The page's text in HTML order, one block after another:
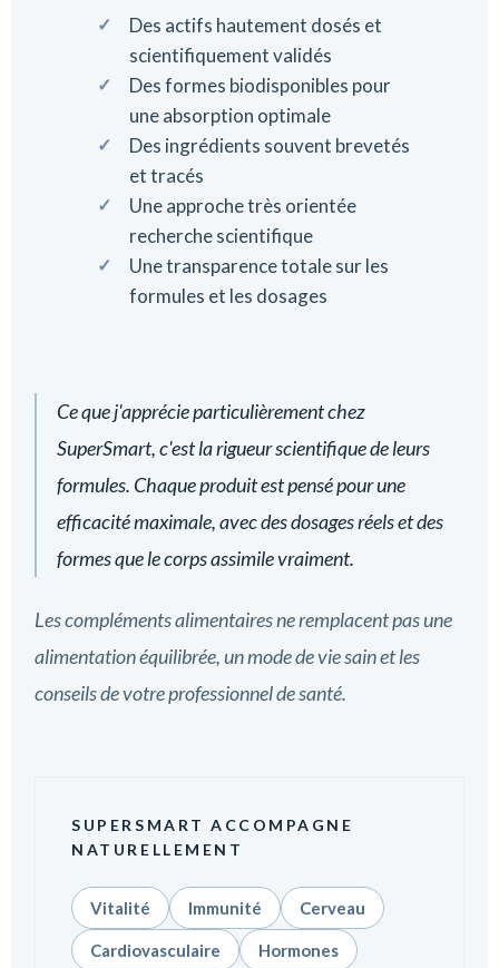
Des actifs hautement dosés et
scientifiquement validés
Des formes biodisponibles pour
une absorption optimale
Des ingrédients souvent brevetés
et tracés
Une approche très orientée
recherche scientifique
Une transparence totale sur les
formules et les dosages
Ce que j'apprécie particulièrement chez
SuperSmart, c'est la rigueur scientifique de leurs
formules. Chaque produit est pensé pour une
efficacité maximale, avec des dosages réels et des
formes que le corps assimile vraiment.
Les compléments alimentaires ne remplacent pas une
alimentation équilibrée, un mode de vie sain et les
conseils de votre professionnel de santé.
SUPERSMART ACCOMPAGNE
NATURELLEMENT
Vitalité Immunité Cerveau
Cardiovasculaire Hormones